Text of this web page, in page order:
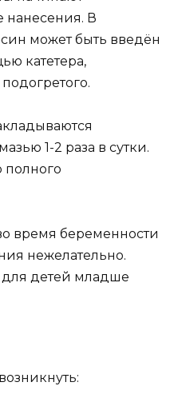
нанесения. В
может быть введён
катетера,
1-2 раза в сутки.
время беременности
нежелательно.
для детей младше